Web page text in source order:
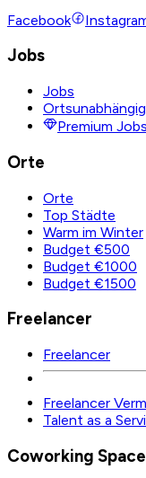
Facebook
Jobs
Jobs
Premium
Orte
Orte
Top Städte
Warm im Winter
Budget €500
Budget €1000
Budget €1500
Freelancer
Freelancer
Freelancer
Talent as a
Coworking